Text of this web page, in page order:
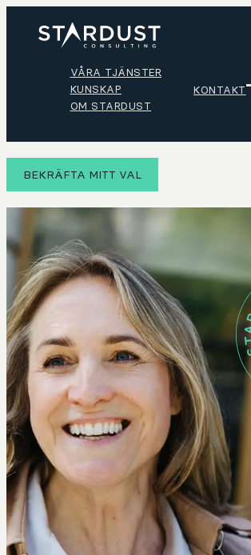
VÅRA TJÄNSTER
KUNSKAP
OM STARDUST
KONTAKT
BEKRÄFTA MITT VAL